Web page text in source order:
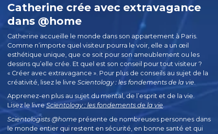
Catherine crée avec extravagance
dans @home
Catherine accueille le monde dans son appartement à Paris.
Comme n’importe quel visiteur pourra le voir, elle a un œil
esthétique unique, que ce soit pour son ameublement ou les
dessins qu’elle crée. Et quel est son conseil pour tout visiteur ?
« Créer avec extravagance ». Pour plus de conseils au sujet de la
créativité, lisez le livre Scientology : les fondements de la vie
Apprenez-en plus au sujet du mental, de l’esprit et de la vie.
Lisez le livre Scientology : les fondements de la vie.
Scientologists @home présente de nombreuses personnes dans
le monde entier qui restent en sécurité, en bonne santé et qui